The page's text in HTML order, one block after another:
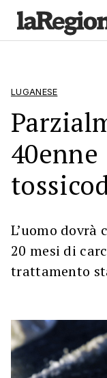
LUGANESE
40enne
L’uomo dovrà
20 mesi di
trattamento